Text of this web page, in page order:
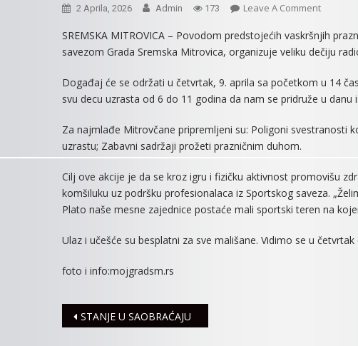
2 Aprila, 2026 Admin 173 Leave A CommentOn
OSMESI
I
DUH:
U
SREMSKA MITROVICA – Povodom predstojećih vaskršnjih
savezom Grada Sremska Mitrovica, organizuje veliku dečiju
Događaj će se održati u četvrtak, 9. aprila sa početkom u 14
svu decu uzrasta od 6 do 11 godina da nam se pridruže u
Za najmlađe Mitrovčane pripremljeni su: Poligoni svestranosti
uzrastu; Zabavni sadržaji prožeti prazničnim duhom.
Cilj ove akcije je da se kroz igru i fizičku aktivnost promovišu
komšiluku uz podršku profesionalaca iz Sportskog saveza.
Plato naše mesne zajednice postaće mali sportski teren na
Ulaz i učešće su besplatni za sve mališane. Vidimo se u
foto i info:mojgradsm.rs
Navigacija
STANJE U SAOBRAĆAJU